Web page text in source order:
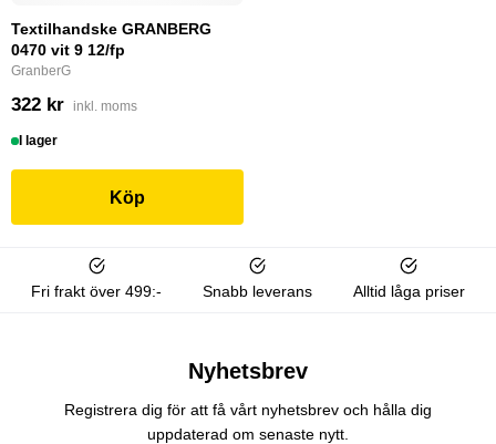
Textilhandske GRANBERG
0470 vit 9 12/fp
GranberG
322 kr inkl. moms
I lager
Köp
Fri frakt över 499:- Snabb leverans Alltid låga priser
Nyhetsbrev
Registrera dig för att få vårt nyhetsbrev och hålla dig
uppdaterad om senaste nytt.